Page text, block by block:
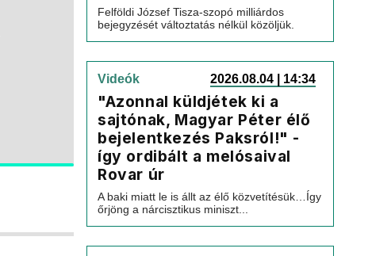
Felföldi József Tisza-szopó milliárdos
bejegyzését változtatás nélkül közöljük.
Videók 2026.08.04 | 14:34
"Azonnal küldjétek ki a
sajtónak, Magyar Péter élő
bejelentkezés Paksról!" -
így ordibált a melósaival
Rovar úr
A baki miatt le is állt az élő közvetítésük…Így
őrjöng a nárcisztikus miniszt...